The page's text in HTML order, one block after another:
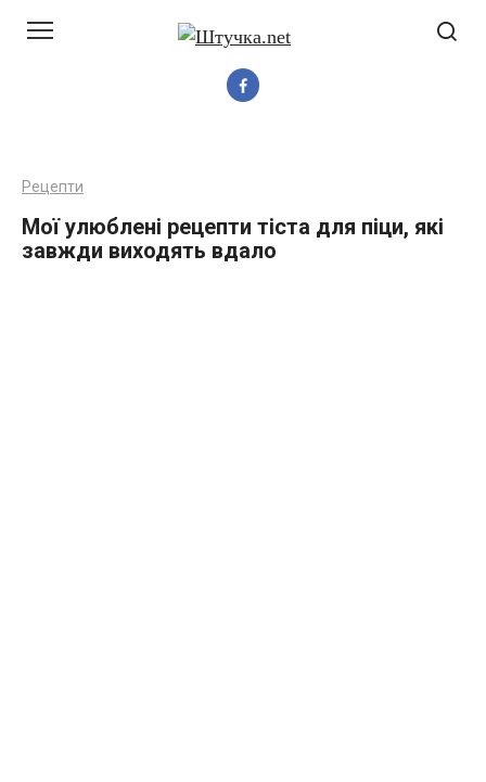
Рецепти
Мої улюблені рецепти тіста для піци, які
завжди виходять вдало